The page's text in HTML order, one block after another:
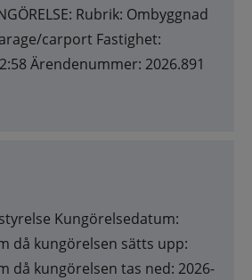
Rubrik: Ombyggnad
carport Fastighet:
Ärendenummer: 2026.891
Kungörelsedatum:
då kungörelsen sätts upp:
då kungörelsen tas ned: 2026-